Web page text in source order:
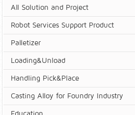
All Solution and Project
Robot Services Support Product
Palletizer
Loading&Unload
Handling Pick&Place
Casting Alloy for Foundry Industry
Education